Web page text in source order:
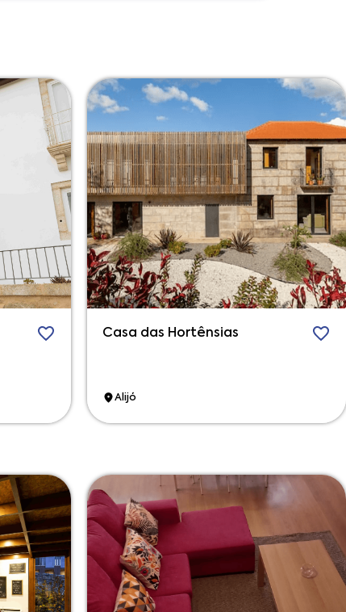
Casa das Hortênsias
Alijó